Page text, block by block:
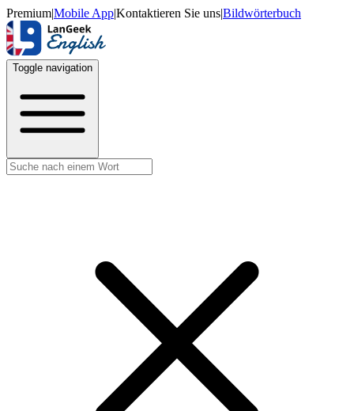
Premium|Mobile App|Kontaktieren Sie uns|Bildwörterbuch
Toggle navigation